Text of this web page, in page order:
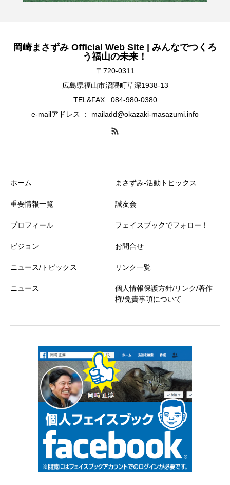
岡崎まさずみ Official Web Site | みんなでつくろ
う福山の未来！
〒720-0311
広島県福山市沼隈町草深1938-13
TEL&FAX . 084-980-0380
e-mailアドレス ： mailadd@okazaki-masazumi.info
ホーム
重要情報一覧
プロフィール
ビジョン
ニュース/トピックス
ニュース
まさずみ-活動トピックス
誠友会
フェイスブックでフォロー！
お問合せ
リンク一覧
個人情報保護方針/リンク/著作
権/免責事項について